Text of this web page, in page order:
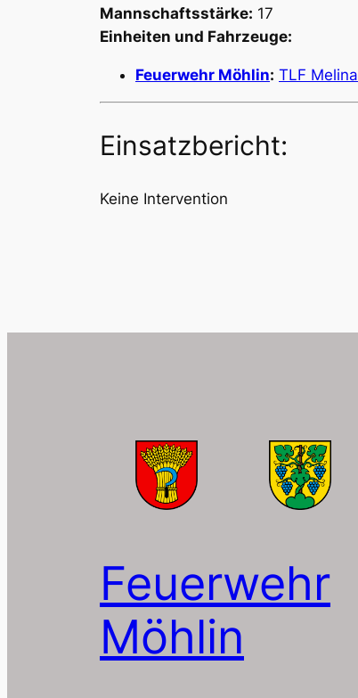
Mannschaftsstärke: 17
Einheiten und Fahrzeuge:
Feuerwehr Möhlin: TLF Melina
Einsatzbericht:
Keine Intervention
Feuerwehr
Möhlin